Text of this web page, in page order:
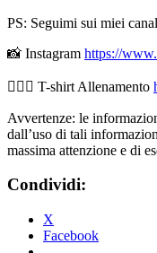
PS: Seguimi sui miei
📸 Instagram https://
🏋🏻‍♂️ T-shirt Allenamento
Avvertenze: le
dall’uso di tali
massima attenzione e di
Condividi:
X
Facebook